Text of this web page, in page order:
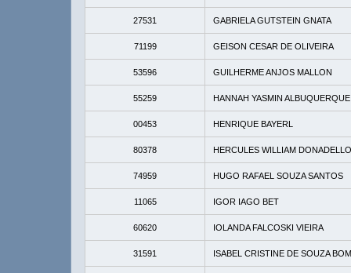
27531 GABRIELA GUTSTEIN GNATA
71199 GEISON CESAR DE OLIVEIRA
53596 GUILHERME ANJOS MALLON
55259 HANNAH YASMIN
00453 HENRIQUE BAYERL
80378 HERCULES WILLIAM DONADELLO
74959 HUGO RAFAEL SOUZA SANTOS
11065 IGOR IAGO BET
60620 IOLANDA FALCOSKI VIEIRA
31591 ISABEL CRISTINE DE SOUZA